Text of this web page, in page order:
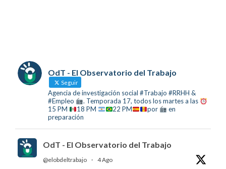
OdT - El Observatorio del Trabajo
Seguir
Agencia de investigación social #Trabajo #RRHH &
#Empleo
. Temporada 17, todos los martes a las
15 PM
18 PM 22 PM por
en
preparación
OdT - El Observatorio del Trabajo
@elobdeltrabajo · 4 Ago